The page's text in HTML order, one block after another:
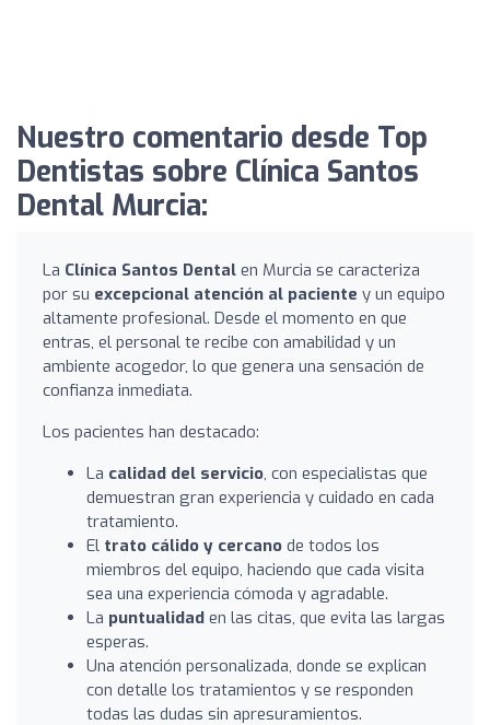
Nuestro comentario desde Top
Dentistas sobre Clínica Santos
Dental Murcia:
La Clínica Santos Dental en Murcia se caracteriza
por su excepcional atención al paciente y un equipo
altamente profesional. Desde el momento en que
entras, el personal te recibe con amabilidad y un
ambiente acogedor, lo que genera una sensación de
confianza inmediata.
Los pacientes han destacado:
La calidad del servicio, con especialistas que
demuestran gran experiencia y cuidado en cada
tratamiento.
El trato cálido y cercano de todos los
miembros del equipo, haciendo que cada visita
sea una experiencia cómoda y agradable.
La puntualidad en las citas, que evita las largas
esperas.
Una atención personalizada, donde se explican
con detalle los tratamientos y se responden
todas las dudas sin apresuramientos.